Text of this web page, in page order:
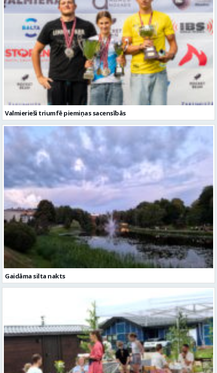
Valmierieši triumfē piemiņas sacensībās
Gaidāma silta nakts